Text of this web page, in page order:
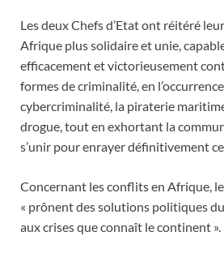
Les deux Chefs d’Etat ont réitéré
Afrique plus solidaire et unie,
efficacement et victorieusement
formes de criminalité, en
cybercriminalité, la piraterie
drogue, tout en exhortant la
s’unir pour enrayer définitivement
Concernant les conflits en Afrique,
« prônent des solutions politiques
aux crises que connaît le continent ».